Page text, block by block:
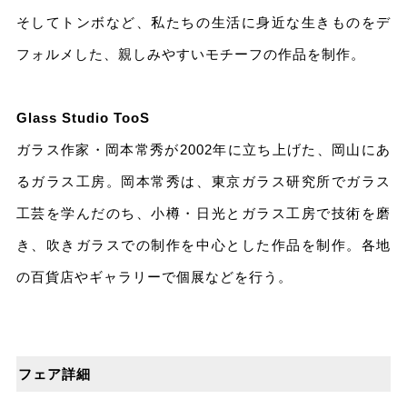
そしてトンボなど、私たちの⽣活に⾝近な⽣きものをデ
フォルメした、親しみやすいモチーフの作品を制作。
Glass Studio TooS
ガラス作家・岡本常秀が2002年に⽴ち上げた、岡⼭にあ
るガラス⼯房。岡本常秀は、東京ガラス研究所でガラス
⼯芸を学んだのち、⼩樽・⽇光とガラス⼯房で技術を磨
き、吹きガラスでの制作を中⼼とした作品を制作。各地
の百貨店やギャラリーで個展などを⾏う。
フェア詳細